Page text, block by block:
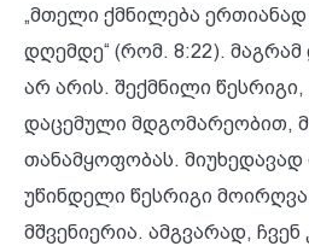
„მთელი ქმნილება
დღემდე“ (რომ. 8:22).
არ არის. შექმნილი წესრიგი,
დაცემული მდგომარეობით,
თანამყოფობას. მიუხედავად
უწინდელი წესრიგი
მშვენიერია. ამგვარად,